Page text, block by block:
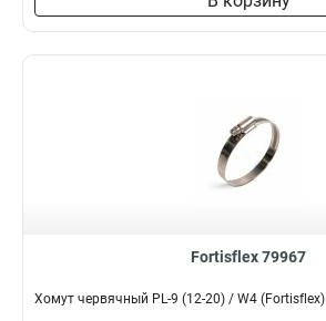
Fortisflex 79967
Хомут червячный PL-9 (12-20) / W4 (Fortisflex)